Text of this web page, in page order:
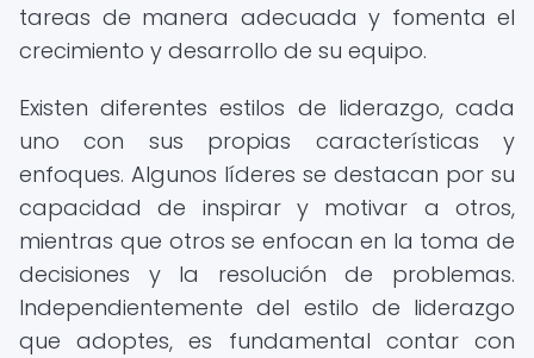
tareas de manera adecuada y fomenta el
crecimiento y desarrollo de su equipo.
Existen diferentes estilos de liderazgo, cada
uno con sus propias características y
enfoques. Algunos líderes se destacan por su
capacidad de inspirar y motivar a otros,
mientras que otros se enfocan en la toma de
decisiones y la resolución de problemas.
Independientemente del estilo de liderazgo
que adoptes, es fundamental contar con